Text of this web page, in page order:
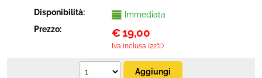
Disponibilità:
Immediata
Prezzo:
€19,00
Iva inclusa (22%)